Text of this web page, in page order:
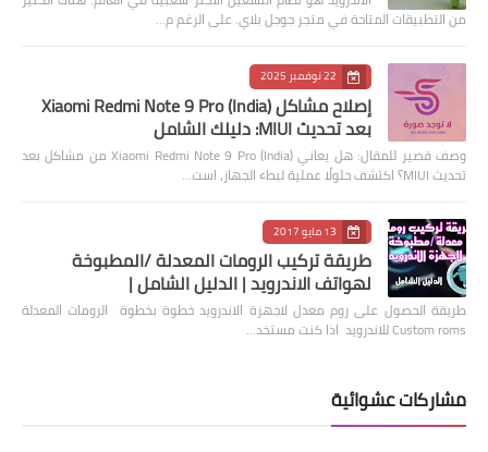
من التطبيقات المتاحة في متجر جوجل بلاي. على الرغم م…
22 نوفمبر 2025
إصلاح مشاكل Xiaomi Redmi Note 9 Pro (India)
بعد تحديث MIUI: دليلك الشامل
وصف قصير للمقال: هل يعاني Xiaomi Redmi Note 9 Pro (India) من مشاكل بعد
تحديث MIUI؟ اكتشف حلولًا عملية لبطء الجهاز، است…
13 مايو 2017
طريقة تركيب الرومات المعدلة /المطبوخة
لهواتف الاندرويد | الدليل الشامل |
طريقة الحصول على روم معدل لاجهزة الاندرويد خطوة بخطوة الرومات المعدلة
Custom roms للاندرويد اذا كنت مستخد…
مشاركات عشوائية